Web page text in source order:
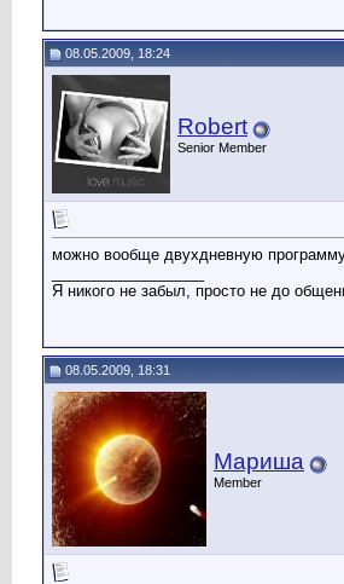
08.05.2009, 18:24
Robert
Senior Member
можно вообще двухдневную
Я никого не забыл, просто не до
08.05.2009, 18:31
Мариша
Member